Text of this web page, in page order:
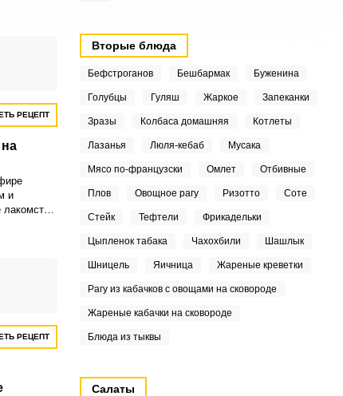
РЕЦЕПТ
и
РЕЦЕПТ
Вторые блюда
Бефстроганов Бешбармак Буженина
Голубцы Гуляш Жаркое Запеканки
Зразы Колбаса домашняя Котлеты
Лазанья Люля-кебаб Мусака
Мясо по-французски Омлет Отбивные
Плов Овощное рагу Ризотто Соте
Стейк Тефтели Фрикадельки
Цыпленок табака Чахохбили Шашлык
Шницель Яичница Жареные креветки
Рагу из кабачков с овощами на сковороде
Жареные кабачки на сковороде
Блюда из тыквы
Салаты